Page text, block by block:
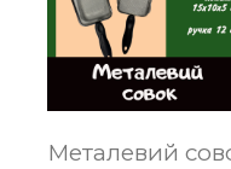
Металевий